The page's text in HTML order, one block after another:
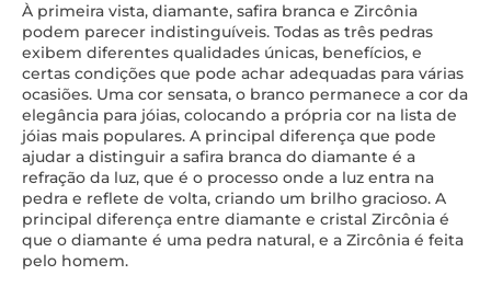
À primeira vista, diamante, safira branca e Zircônia
podem parecer indistinguíveis. Todas as três pedras
exibem diferentes qualidades únicas, benefícios, e
certas condições que pode achar adequadas para várias
ocasiões. Uma cor sensata, o branco permanece a cor da
elegância para jóias, colocando a própria cor na lista de
jóias mais populares. A principal diferença que pode
ajudar a distinguir a safira branca do diamante é a
refração da luz, que é o processo onde a luz entra na
pedra e reflete de volta, criando um brilho gracioso. A
principal diferença entre diamante e cristal Zircônia é
que o diamante é uma pedra natural, e a Zircônia é feita
pelo homem.